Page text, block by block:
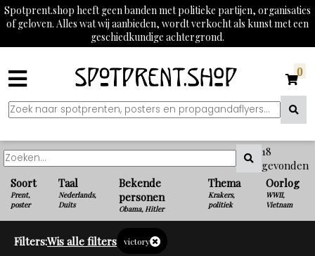
Spotprent.shop heeft geen banden met politieke partijen, organisaties
of geloven. Alles wat wij aanbieden, wordt verkocht als kunst met een
geschiedkundige achtergrond.
0
18
gevonden
Soort
Prent,
poster
Taal
Nederlands,
Duits
Bekende
personen
Obama, Hitler
Thema
Krakers,
politiek
Oorlog
WWII,
Vietnam
Filters:Wis alle filters victory